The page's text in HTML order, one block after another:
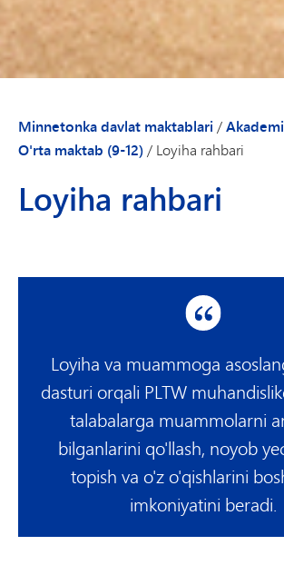
Minnetonka davlat maktablari /
O'rta maktab (9-12)/ Loyiha rahbari
Loyiha rahbari
Loyiha va muammoga
dasturi orqali PLTW
talabalarga muammolarni
bilganlarini qo'llash, noyob
topish va o'z o'qishlarini
imkoniyatini beradi.